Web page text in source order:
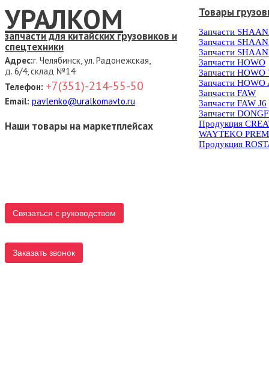
УРАЛКОМ
запчасти для китайских грузовиков и
спецтехники
Адрес:г. Челябинск, ул. Радонежская,
д. 6/4, склад №14
Телефон: +7(351)-214-55-50
Email: pavlenko@uralkomavto.ru
Наши товары на маркетплейсах
Связаться с руководством
Заказать звонок
Товары
Запчасти
Запчасти
Запчасти
Запчасти HOWO
Запчасти HOWO
Запчасти HOWO
Запчасти FAW
Запчасти FAW J6
Запчасти
Продукция
WAYTEKO
Продукция